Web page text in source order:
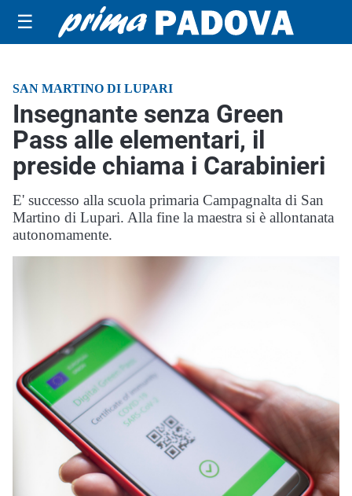
☰
SAN MARTINO DI LUPARI
Insegnante senza Green
Pass alle elementari, il
preside chiama i Carabinieri
E' successo alla scuola primaria Campagnalta di San
Martino di Lupari. Alla fine la maestra si è allontanata
autonomamente.